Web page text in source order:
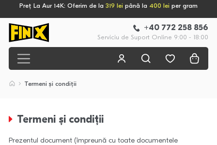
Preț La Aur 14K: Oferim de la 319 lei până la 400 lei per gram
+40 772 258 856
Serviciu de Suport Online 9:00 - 18:00
Termeni și condiții
Termeni și condiții
Prezentul document (împreună cu toate documentele